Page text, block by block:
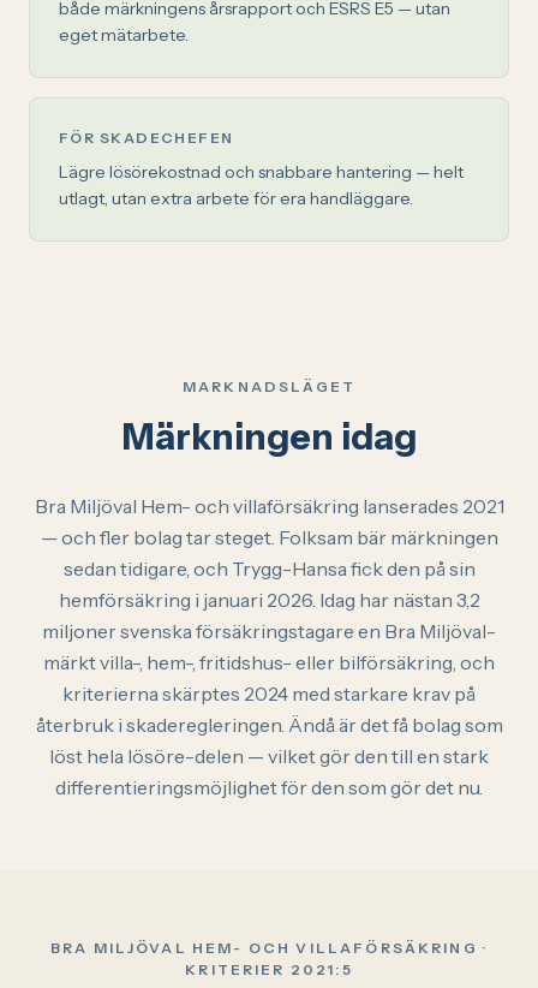
både märkningens årsrapport och ESRS E5 — utan
eget mätarbete.
FÖR SKADECHEFEN
Lägre lösörekostnad och snabbare hantering — helt
utlagt, utan extra arbete för era handläggare.
MARKNADSLÄGET
Märkningen idag
Bra Miljöval Hem- och villaförsäkring lanserades 2021
— och fler bolag tar steget. Folksam bär märkningen
sedan tidigare, och Trygg-Hansa fick den på sin
hemförsäkring i januari 2026. Idag har nästan 3,2
miljoner svenska försäkringstagare en Bra Miljöval-
märkt villa-, hem-, fritidshus- eller bilförsäkring, och
kriterierna skärptes 2024 med starkare krav på
återbruk i skaderegleringen. Ändå är det få bolag som
löst hela lösöre-delen — vilket gör den till en stark
differentieringsmöjlighet för den som gör det nu.
BRA MILJÖVAL HEM- OCH VILLAFÖRSÄKRING ·
KRITERIER 2021:5